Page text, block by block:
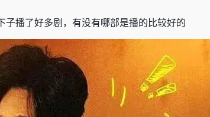
播了好多剧，有没有哪部是播的比较好的